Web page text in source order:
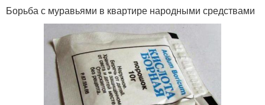
Борьба с муравьями в квартире народными средствами